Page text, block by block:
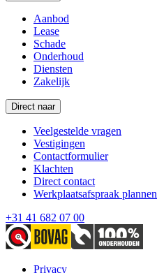
Aanbod
Lease
Schade
Onderhoud
Diensten
Zakelijk
Direct naar
Veelgestelde vragen
Vestigingen
Contactformulier
Klachten
Direct contact
Werkplaatsafspraak plannen
+31 41 682 07 00
Privacy